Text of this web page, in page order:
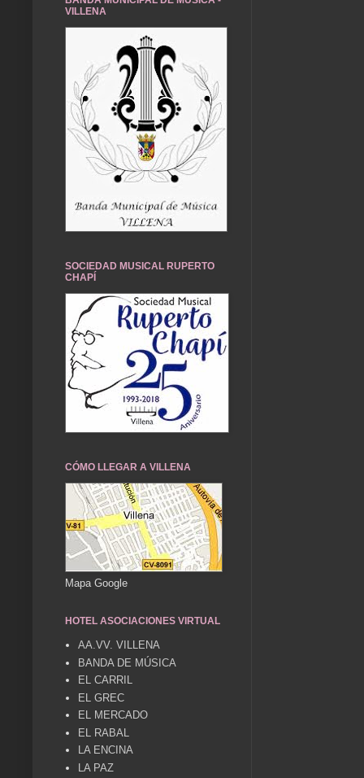
VILLENA
SOCIEDAD MUSICAL RUPERTO
CHAPÍ
CÓMO LLEGAR A VILLENA
Mapa Google
HOTEL ASOCIACIONES VIRTUAL
AA.VV. VILLENA
BANDA DE MÚSICA
EL CARRIL
EL GREC
EL MERCADO
EL RABAL
LA ENCINA
LA PAZ